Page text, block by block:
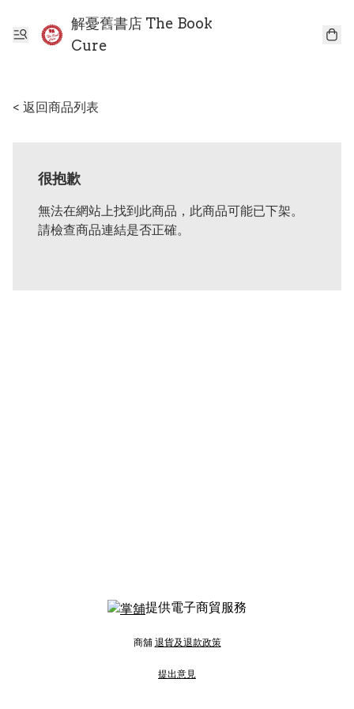
解憂舊書店 The Book
Cure
< 返回商品列表
很抱歉
無法在網站上找到此商品，此商品可能已下架。
請檢查商品連結是否正確。
提供電子商貿服務
商舖 退貨及退款政策
提出意見